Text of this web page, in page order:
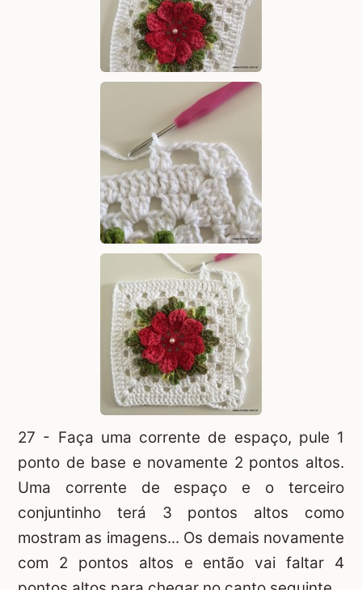
27 - Faça uma corrente de espaço, pule 1
ponto de base e novamente 2 pontos altos.
Uma corrente de espaço e o terceiro
conjuntinho terá 3 pontos altos como
mostram as imagens... Os demais novamente
com 2 pontos altos e então vai faltar 4